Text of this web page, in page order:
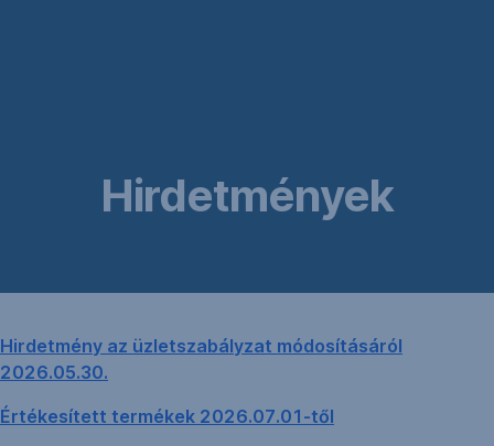
Hirdetmények
Hirdetmény az üzletszabályzat módosításáról
2026.05.30.
Értékesített termékek 2026.07.01-től